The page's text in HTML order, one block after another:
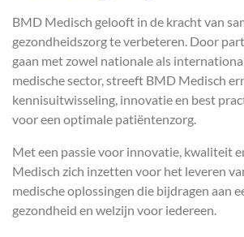
BMD Medisch gelooft in de kracht van
gezondheidszorg te verbeteren. Door
gaan met zowel nationale als
medische sector, streeft BMD Medisch
kennisuitwisseling, innovatie en best
voor een optimale patiëntenzorg.
Met een passie voor innovatie, kwaliteit
Medisch zich inzetten voor het leveren
medische oplossingen die bijdragen aan
gezondheid en welzijn voor iedereen.